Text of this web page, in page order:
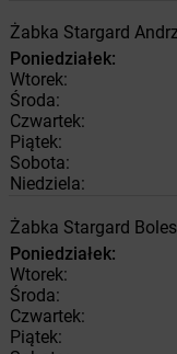
Żabka Stargard
Poniedziałek:
Wtorek:
Środa:
Czwartek:
Piątek:
Sobota:
Niedziela:
Żabka Stargard
Poniedziałek:
Wtorek:
Środa:
Czwartek:
Piątek: